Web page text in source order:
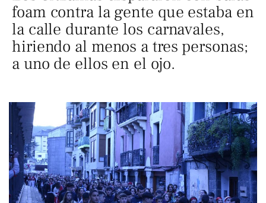
foam contra la gente que estaba en
la calle durante los carnavales,
hiriendo al menos a tres personas;
a uno de ellos en el ojo.